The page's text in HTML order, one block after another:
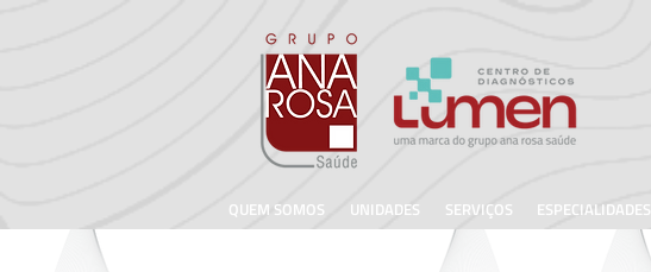
QUEM SOMOS UNIDADES SERVIÇOS ESPECIALIDADES